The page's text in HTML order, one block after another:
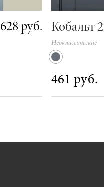
628 руб. Кобальт 2
Неоклассические
461 руб.